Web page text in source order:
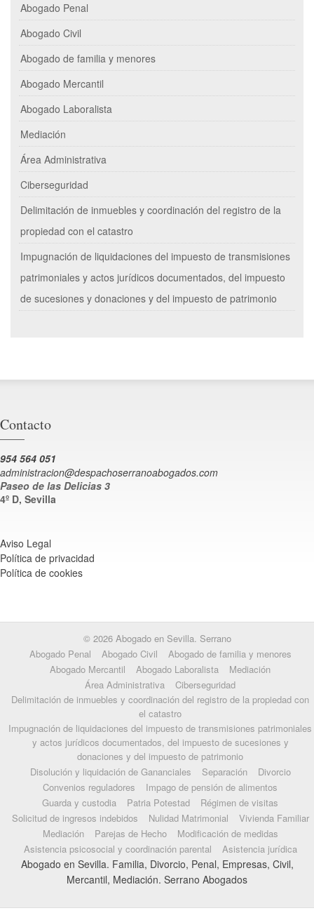
Abogado Penal
Abogado Civil
Abogado de familia y menores
Abogado Mercantil
Abogado Laboralista
Mediación
Área Administrativa
Ciberseguridad
Delimitación de inmuebles y coordinación del registro de la
propiedad con el catastro
Impugnación de liquidaciones del impuesto de transmisiones
patrimoniales y actos jurídicos documentados, del impuesto
de sucesiones y donaciones y del impuesto de patrimonio
Contacto
954 564 051
administracion@despachoserranoabogados.com
Paseo de las Delicias 3
4º D, Sevilla
Aviso Legal
Política de privacidad
Política de cookies
© 2026 Abogado en Sevilla. Serrano
Abogado Penal
Abogado Civil
Abogado de familia y menores
Abogado Mercantil
Abogado Laboralista
Mediación
Área Administrativa
Ciberseguridad
Delimitación de inmuebles y coordinación del registro de la propiedad con
el catastro
Impugnación de liquidaciones del impuesto de transmisiones patrimoniales
y actos jurídicos documentados, del impuesto de sucesiones y
donaciones y del impuesto de patrimonio
Disolución y liquidación de Gananciales
Separación
Divorcio
Convenios reguladores
Impago de pensión de alimentos
Guarda y custodia
Patria Potestad
Régimen de visitas
Solicitud de ingresos indebidos
Nulidad Matrimonial
Vivienda Familiar
Mediación
Parejas de Hecho
Modificación de medidas
Asistencia psicosocial y coordinación parental
Asistencia jurídica
Abogado en Sevilla. Familia, Divorcio, Penal, Empresas, Civil,
Mercantil, Mediación. Serrano Abogados